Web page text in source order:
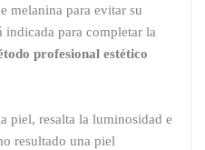
melanina para evitar su
indicada para completar la
profesional estético
piel, resalta la luminosidad e
resultado una piel